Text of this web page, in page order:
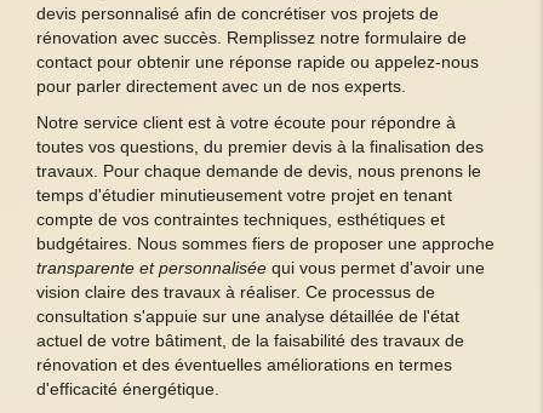
devis personnalisé afin de concrétiser vos projets de
rénovation avec succès. Remplissez notre formulaire de
contact pour obtenir une réponse rapide ou appelez-nous
pour parler directement avec un de nos experts.
Notre service client est à votre écoute pour répondre à
toutes vos questions, du premier devis à la finalisation des
travaux. Pour chaque demande de devis, nous prenons le
temps d'étudier minutieusement votre projet en tenant
compte de vos contraintes techniques, esthétiques et
budgétaires. Nous sommes fiers de proposer une approche
transparente et personnalisée qui vous permet d'avoir une
vision claire des travaux à réaliser. Ce processus de
consultation s'appuie sur une analyse détaillée de l'état
actuel de votre bâtiment, de la faisabilité des travaux de
rénovation et des éventuelles améliorations en termes
d'efficacité énergétique.